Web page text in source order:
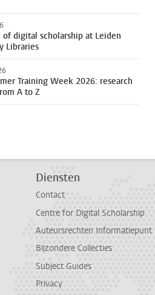
of digital scholarship at Leiden
Libraries
Training Week 2026: research
A to Z
Diensten
Contact
Centre for Digital Scholarship
Auteursrechten Informatiepunt
Bijzondere Collecties
Subject Guides
Privacy